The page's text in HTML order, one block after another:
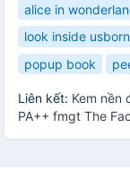
alice in
look inside
popup book
Liên kết: Kem nền
PA++ fmgt The